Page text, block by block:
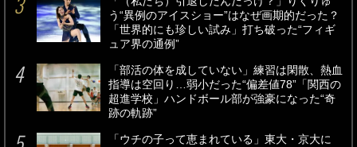
う“異例のアイスショー”はなぜ画期的だった？
「世界的にも珍しい試み」打ち破った“フィギ
ュア界の通例”
「部活の体を成していない」練習は閑散、熱血
指導は空回り…弱小だった“偏差値78”「関西の
超進学校」ハンドボール部が強豪になった“奇
跡の軌跡”
「ウチの子って恵まれている」東大・京大に